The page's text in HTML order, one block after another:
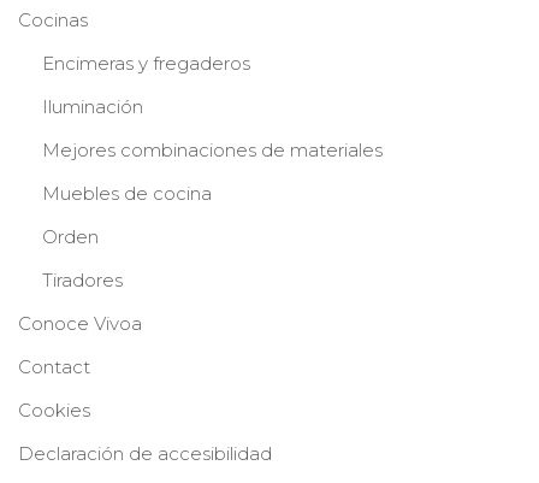
Cocinas
Encimeras y fregaderos
Iluminación
Mejores combinaciones de materiales
Muebles de cocina
Orden
Tiradores
Conoce Vivoa
Contact
Cookies
Declaración de accesibilidad